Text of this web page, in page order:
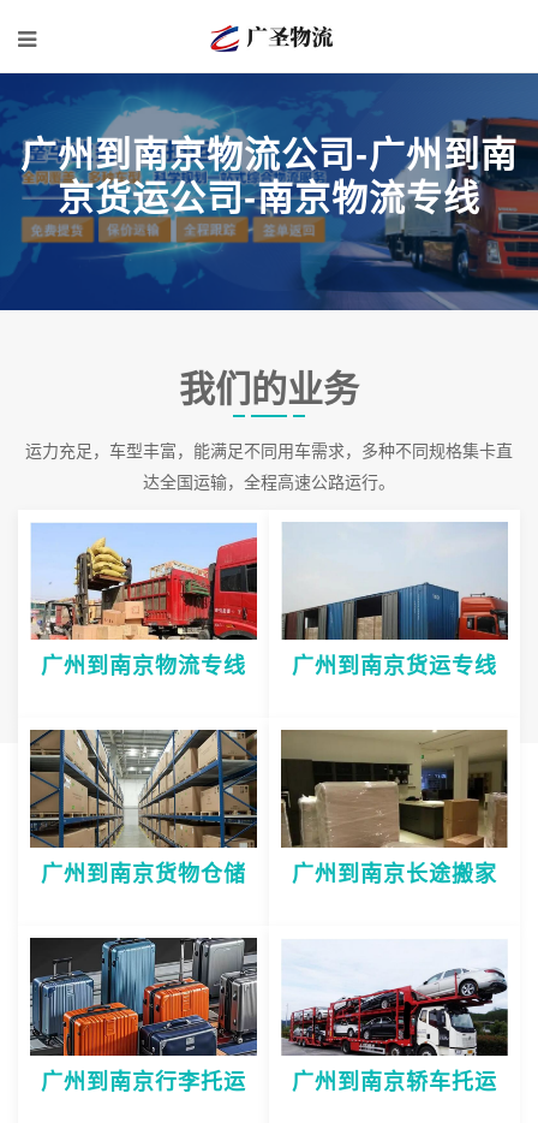
广州到南京物流公司-广州到南
京货运公司-南京物流专线
我们的业务
运力充足，车型丰富，能满足不同用车需求，多种不同规格集卡直
达全国运输，全程高速公路运行。
广州到南京物流专线 广州到南京货运专线
广州到南京货物仓储 广州到南京长途搬家
广州到南京行李托运 广州到南京轿车托运